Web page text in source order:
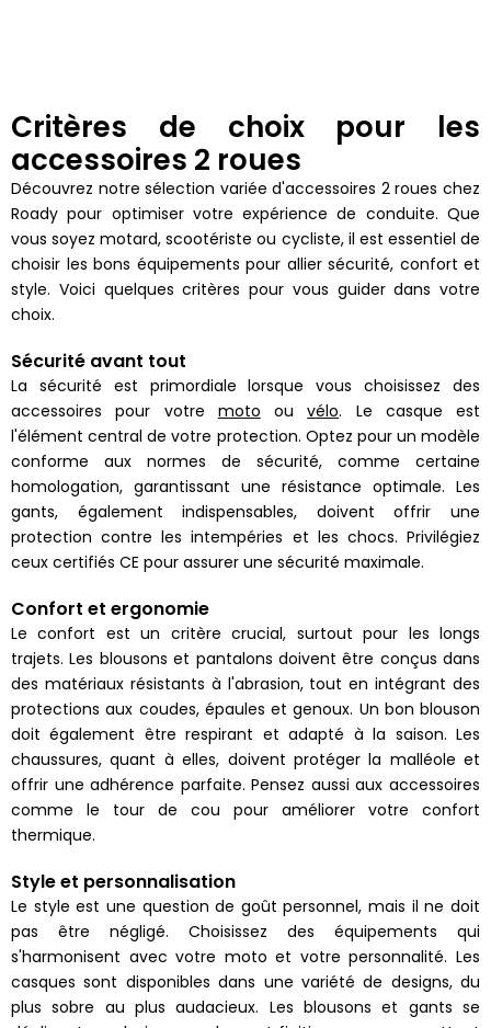
Critères de choix pour les
accessoires 2 roues
Découvrez notre sélection variée d'accessoires 2 roues chez
Roady pour optimiser votre expérience de conduite. Que
vous soyez motard, scootériste ou cycliste, il est essentiel de
choisir les bons équipements pour allier sécurité, confort et
style. Voici quelques critères pour vous guider dans votre
choix.
Sécurité avant tout
La sécurité est primordiale lorsque vous choisissez des
accessoires pour votre moto ouvélo. Le casque est
l'élément central de votre protection. Optez pour un modèle
conforme aux normes de sécurité, comme certaine
homologation, garantissant une résistance optimale. Les
gants, également indispensables, doivent offrir une
protection contre les intempéries et les chocs. Privilégiez
ceux certifiés CE pour assurer une sécurité maximale.
Confort et ergonomie
Le confort est un critère crucial, surtout pour les longs
trajets. Les blousons et pantalons doivent être conçus dans
des matériaux résistants à l'abrasion, tout en intégrant des
protections aux coudes, épaules et genoux. Un bon blouson
doit également être respirant et adapté à la saison. Les
chaussures, quant à elles, doivent protéger la malléole et
offrir une adhérence parfaite. Pensez aussi aux accessoires
comme le tour de cou pour améliorer votre confort
thermique.
Style et personnalisation
Le style est une question de goût personnel, mais il ne doit
pas être négligé. Choisissez des équipements qui
s'harmonisent avec votre moto et votre personnalité. Les
casques sont disponibles dans une variété de designs, du
plus sobre au plus audacieux. Les blousons et gants se